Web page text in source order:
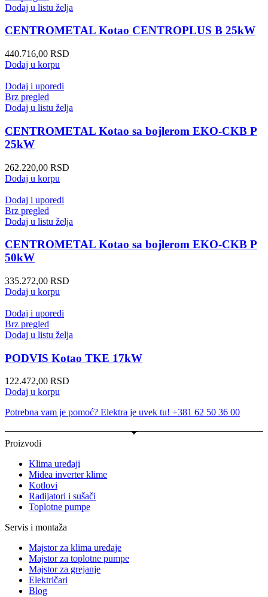
Dodaj u listu želja
CENTROMETAL Kotao CENTROPLUS B 25kW
440.716,00 RSD
Dodaj u korpu
Dodaj i uporedi
Brz pregled
Dodaj u listu želja
CENTROMETAL Kotao sa bojlerom EKO-CKB P
25kW
262.220,00 RSD
Dodaj u korpu
Dodaj i uporedi
Brz pregled
Dodaj u listu želja
CENTROMETAL Kotao sa bojlerom EKO-CKB P
50kW
335.272,00 RSD
Dodaj u korpu
Dodaj i uporedi
Brz pregled
Dodaj u listu želja
PODVIS Kotao TKE 17kW
122.472,00 RSD
Dodaj u korpu
Potrebna vam je pomoć? Elektra je uvek tu! +381 62 50 36 00
Proizvodi
Klima uređaji
Midea inverter klime
Kotlovi
Radijatori i sušači
Toplotne pumpe
Servis i montaža
Majstor za klima uređaje
Majstor za toplotne pumpe
Majstor za grejanje
Električari
Blog